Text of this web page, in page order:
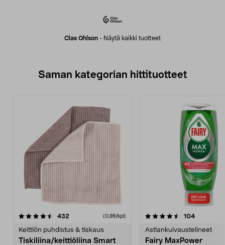
Clas Ohlson - Näytä kaikki tuotteet
Saman kategorian hittituotteet
432 (0,99/kpl)
Keittiön puhdistus & tiskaus
Tiskiliina/keittiöliina Smart
4.5 viidestä
104arvostelut
Astiankuivaustelineet
Fairy MaxPower
4.5 viidestä